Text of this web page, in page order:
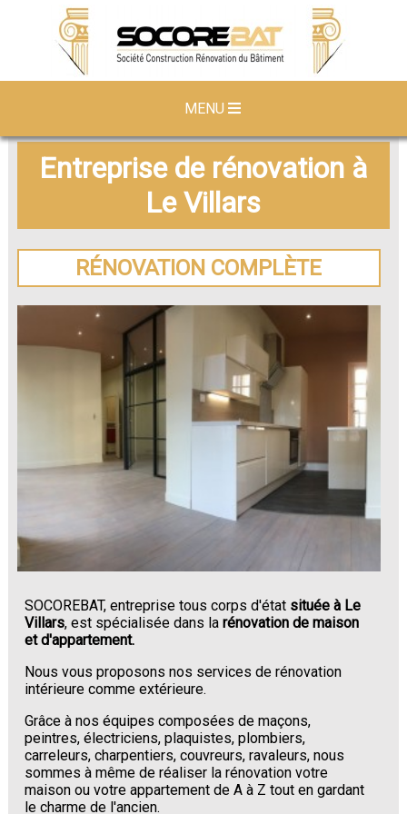
MENU
Entreprise de rénovation à
Le Villars
RÉNOVATION COMPLÈTE
SOCOREBAT, entreprise tous corps d'état située à Le
Villars, est spécialisée dans larénovation de maison
et d'appartement.
Nous vous proposons nos services de rénovation
intérieure comme extérieure.
Grâce à nos équipes composées de maçons,
peintres, électriciens, plaquistes, plombiers,
carreleurs, charpentiers, couvreurs, ravaleurs, nous
sommes à même de réaliser la rénovation votre
maison ou votre appartement de A à Z tout en gardant
le charme de l'ancien.